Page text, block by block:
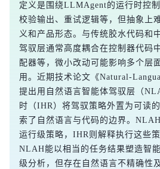
定义是围绕LLMAgent的运行时控
校验输出、重试逻辑等，但抽象上
义和产品形态。与传统胶水代码和
驾驭层通常高度耦合在控制器代码
配器等，微小改动可能影响多个层
用。近期技术论文《Natural-
提出用自然语言智能体驾驭层（
时（IHR）将驾驭策略外置为可读
索了自然语言与代码的边界。
运行级策略，IHR则解释执行这些
NLAH能以相当的任务结果塑造智
级分析，但存在自然语言不精确性